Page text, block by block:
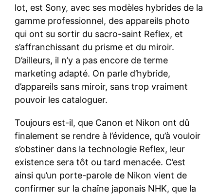
lot, est Sony, avec ses modèles hybrides de la
gamme professionnel, des appareils photo
qui ont su sortir du sacro-saint Reflex, et
s’affranchissant du prisme et du miroir.
D’ailleurs, il n’y a pas encore de terme
marketing adapté. On parle d’hybride,
d’appareils sans miroir, sans trop vraiment
pouvoir les cataloguer.
Toujours est-il, que Canon et Nikon ont dû
finalement se rendre à l’évidence, qu’à vouloir
s’obstiner dans la technologie Reflex, leur
existence sera tôt ou tard menacée. C’est
ainsi qu’un porte-parole de Nikon vient de
confirmer sur la chaîne japonais NHK, que la